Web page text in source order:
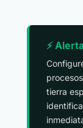
⚡
tierra